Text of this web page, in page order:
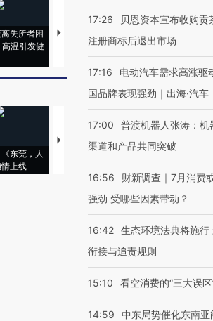
失所者困
高温引发健
视线｜HYROX的吸金
术：是什么让中产们甘
心“花钱找虐”？
粒摇头丸
毒品
《东莞，人
上线
【推广】走进第四届链博
会，让数智科技“链”接产
【特别呈现
17:26
贝恩资本宣布收购
注册商标后退出市场
17:16
电动汽车需求高涨驱
国品牌表现强劲｜出海·汽车
17:00
普渡机器人张涛：机
渠道和产品共同突破
16:56
财新调查｜7月消费
强劲 受哪些因素带动？
16:42 生态环境法典将施
衔接与追责规则
15:10 看空消费的“三大误区
14:59
中东局势催化东南